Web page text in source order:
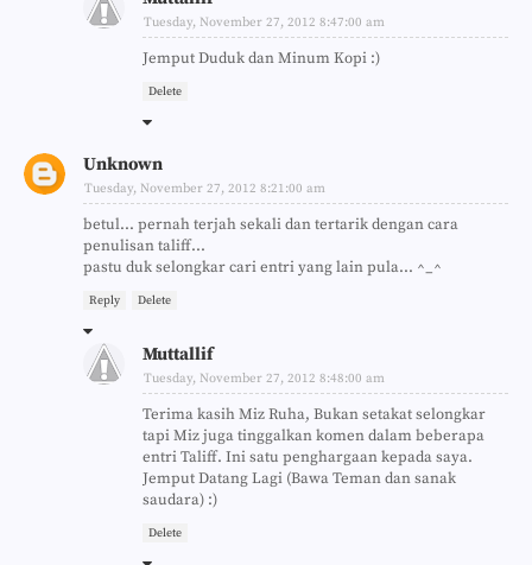
Tuesday, November 27, 2012 8:47:00 am
Jemput Duduk dan Minum Kopi :)
Delete
Unknown
Tuesday, November 27, 2012 8:21:00 am
betul... pernah terjah sekali dan tertarik dengan cara
penulisan taliff...
pastu duk selongkar cari entri yang lain pula... ^_^
Reply Delete
Muttallif
Tuesday, November 27, 2012 8:48:00 am
Terima kasih Miz Ruha, Bukan setakat selongkar
tapi Miz juga tinggalkan komen dalam beberapa
entri Taliff. Ini satu penghargaan kepada saya.
Jemput Datang Lagi (Bawa Teman dan sanak
saudara) :)
Delete